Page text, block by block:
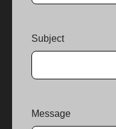
Subject
Message